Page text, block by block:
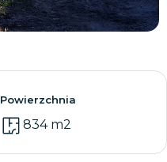
Powierzchnia
834 m2